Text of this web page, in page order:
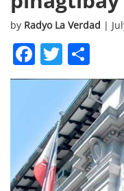
by Radyo La Verdad |
Facebook
Twitter